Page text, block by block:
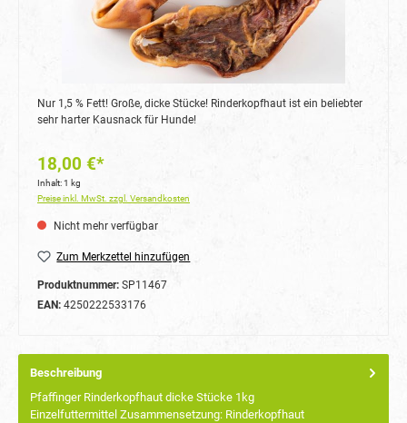
Nur 1,5 % Fett! Große, dicke Stücke! Rinderkopfhaut ist ein beliebter
sehr harter Kausnack für Hunde!
18,00 €*
Inhalt:1 kg
Preise inkl. MwSt. zzgl. Versandkosten
Nicht mehr verfügbar
Zum Merkzettel hinzufügen
Produktnummer: SP11467
EAN: 4250222533176
Beschreibung
Pfaffinger Rinderkopfhaut dicke Stücke 1kg
Einzelfuttermittel Zusammensetzung: Rinderkopfhaut